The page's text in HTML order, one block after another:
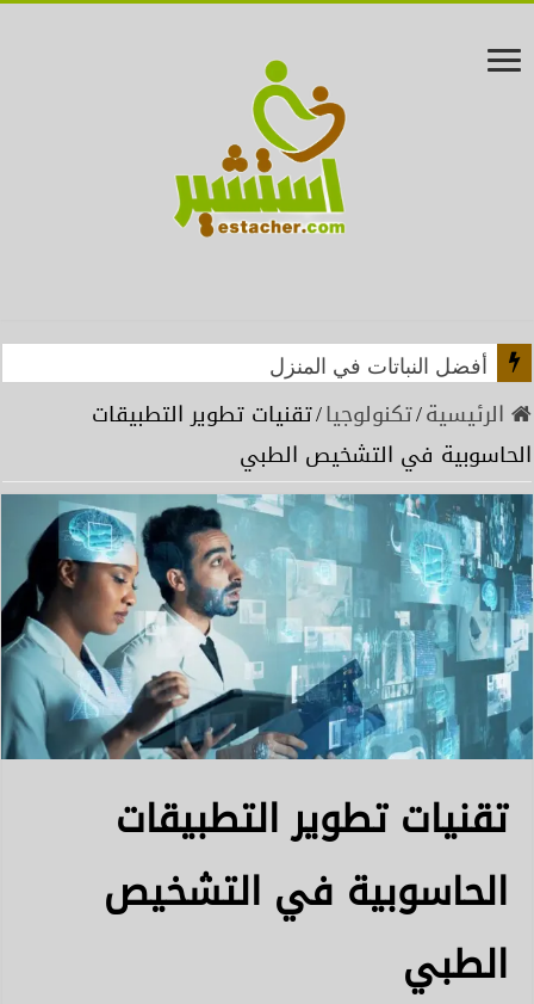
أفضل النباتات في المنزل
أسباب الموت السريع .. لنباتات الزينة !
الرئيسية/تكنولوجيا/تقنيات تطوير التطبيقات
الحاسوبية في التشخيص الطبي
تقنيات تطوير التطبيقات
الحاسوبية في التشخيص
الطبي